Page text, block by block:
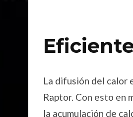
La difusión del calor
Raptor. Con esto en
la acumulación de